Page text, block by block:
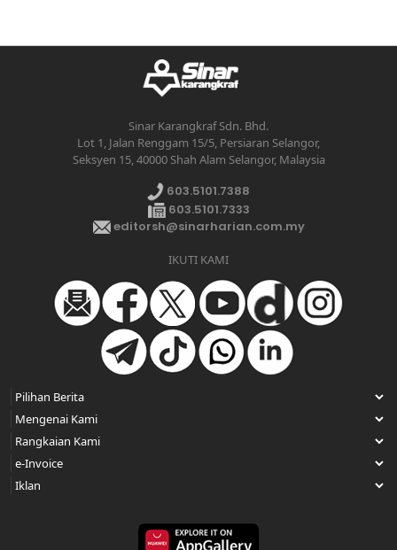
Sinar Karangkraf Sdn. Bhd.
Lot 1, Jalan Renggam 15/5, Persiaran Selangor,
Seksyen 15, 40000 Shah Alam Selangor, Malaysia
603.5101.7388
603.5101.7333
editorsh@sinarharian.com.my
IKUTI KAMI